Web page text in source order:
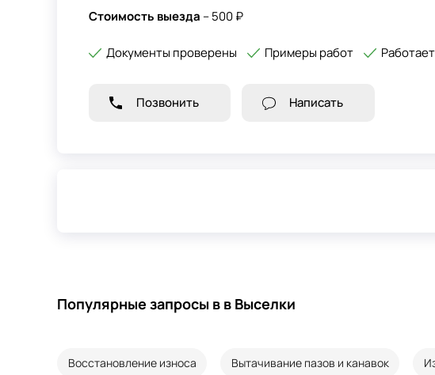
Стоимость выезда – 500 ₽
Документы проверены Примеры работ
Позвонить Написать
Популярные запросы в в Выселки
Восстановление износа Вытачивание пазов и канавок